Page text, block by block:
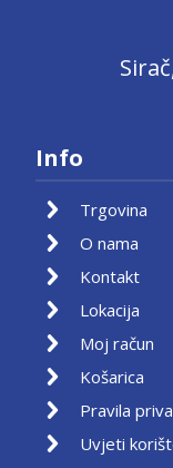
Info
Trgovina
O nama
Kontakt
Lokacija
Moj račun
Košarica
Pravila
Uvjeti